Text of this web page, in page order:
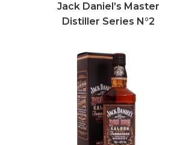
Jack Daniel’s Master
Distiller Series N°2